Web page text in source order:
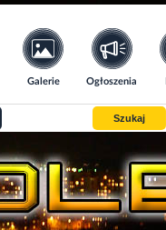
Galerie Ogłoszenia
Szukaj